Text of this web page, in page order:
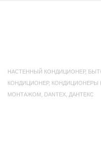
НАСТЕННЫЙ КОНДИЦИОНЕР,
КОНДИЦИОНЕР, КОНДИЦИОНЕРЫ
МОНТАЖОМ
DANTEX ДАНТЕКС